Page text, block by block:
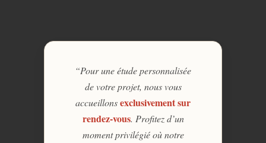
“Pour une étude personnalisée
de votre projet, nous vous
accueillonsexclusivement sur
rendez-vous. Profitez d’un
moment privilégié où notre